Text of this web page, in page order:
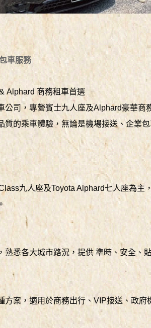
車服務
Alphard 商務租車首選
公司，專營賓士九人座及Alphard豪華商
質的乘車體驗，無論是機場接送、企業
九人座及Toyota Alphard七人座為
熟悉各大城市路況，提供 準時、安全、
方案，適用於商務出行、VIP接送、政